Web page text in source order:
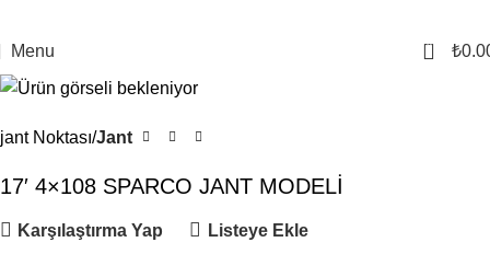
Menu 0 ₺
jant Noktası Jant
17′ 4×108 SPARCO JANT MODELİ
Karşılaştırma Yap Listeye Ekle